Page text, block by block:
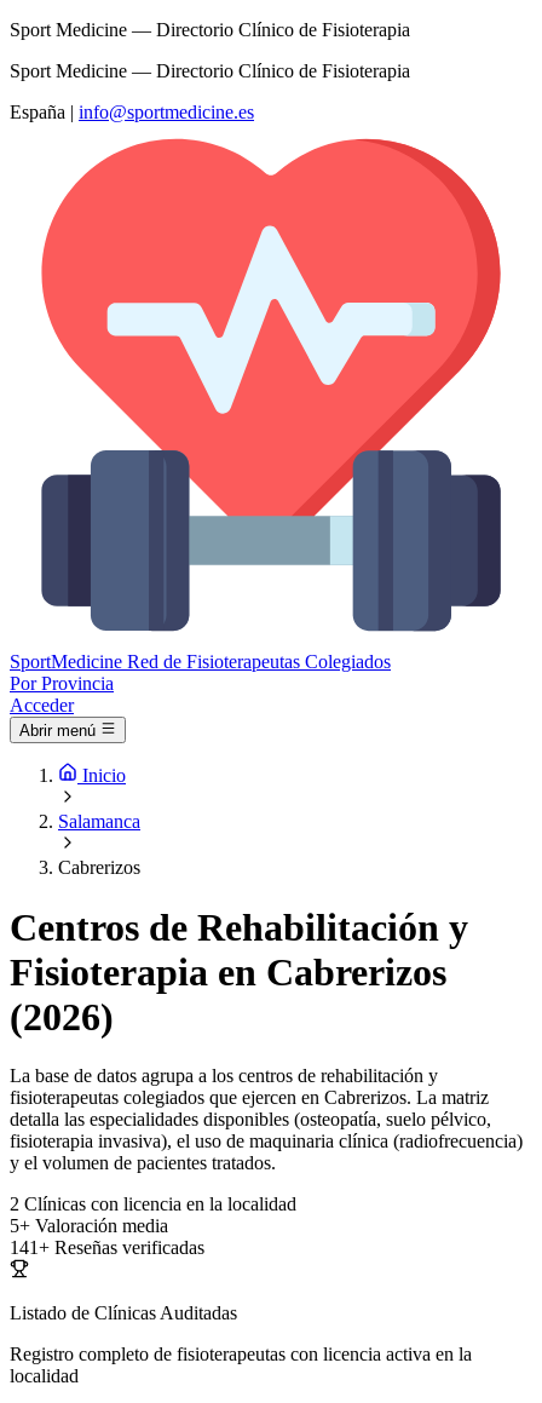
Sport Medicine — Directorio Clínico de Fisioterapia
Sport Medicine — Directorio Clínico de Fisioterapia
España | info@sportmedicine.es
SportMedicine Red de Fisioterapeutas Colegiados
Por Provincia
Acceder
Abrir menú
Inicio
Salamanca
Cabrerizos
Centros de Rehabilitación y
Fisioterapia en Cabrerizos
(2026)
La base de datos agrupa a los centros de rehabilitación y
fisioterapeutas colegiados que ejercen en Cabrerizos. La matriz
detalla las especialidades disponibles (osteopatía, suelo pélvico,
fisioterapia invasiva), el uso de maquinaria clínica (radiofrecuencia)
y el volumen de pacientes tratados.
2 Clínicas con licencia en la localidad
5+ Valoración media
141+ Reseñas verificadas
Listado de Clínicas Auditadas
Registro completo de fisioterapeutas con licencia activa en la
localidad